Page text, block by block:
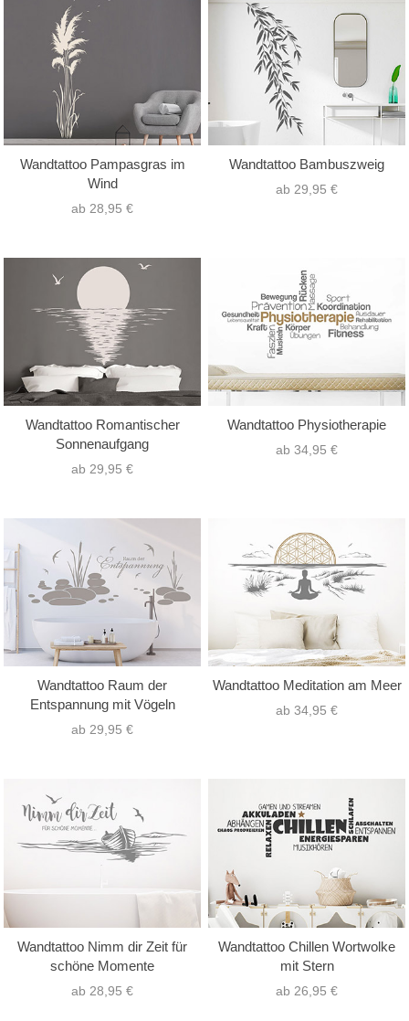
Wandtattoo Pampasgras im
Wind
ab 28,95 €
Wandtattoo Bambuszweig
ab 29,95 €
Wandtattoo Romantischer
Sonnenaufgang
ab 29,95 €
Wandtattoo Physiotherapie
ab 34,95 €
Wandtattoo Raum der
Entspannung mit Vögeln
ab 29,95 €
Wandtattoo Meditation am Meer
ab 34,95 €
Wandtattoo Nimm dir Zeit für
schöne Momente
ab 28,95 €
Wandtattoo Chillen Wortwolke
mit Stern
ab 26,95 €